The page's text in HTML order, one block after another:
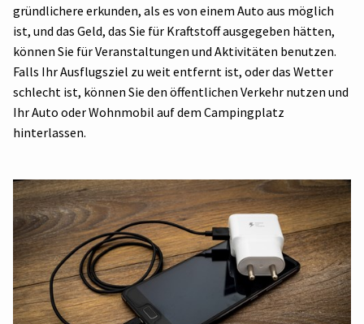
gründlichere erkunden, als es von einem Auto aus möglich
ist, und das Geld, das Sie für Kraftstoff ausgegeben hätten,
können Sie für Veranstaltungen und Aktivitäten benutzen.
Falls Ihr Ausflugsziel zu weit entfernt ist, oder das Wetter
schlecht ist, können Sie den öffentlichen Verkehr nutzen und
Ihr Auto oder Wohnmobil auf dem Campingplatz
hinterlassen.